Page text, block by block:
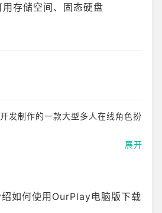
存储空间、固态硬盘
发制作的一款大型多人在线角色扮
》打进吉尼斯世界纪录大全，
告于1月23日中止《魔兽世界》等
展开
如何使用OurPlay电脑版下载